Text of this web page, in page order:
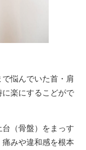
悩んでいた首・肩
楽にするこどがで
（骨盤）をまっす
みや違和感を根本